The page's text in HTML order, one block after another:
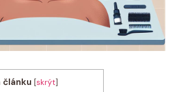
článku [skrýt]